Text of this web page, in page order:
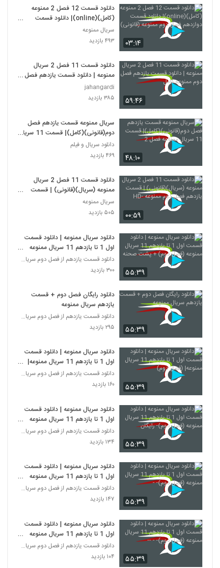
۰۳:۱۴
دانلود قسمت 12 فصل 2 ممنوعه
(کامل)(online)| دانلود قسمت
دوازدهم فصل دوم ممنوعه (قانونی)
سریال ممنوعه
۴۹۳ بازدید
۵۹:۴۶
دانلود قسمت 11 فصل 2 سریال
ممنوعه | دانلود قسمت یازدهم فصل
دوم ممنوعه کامل
jahangardi
۳۸۵ بازدید
۴۸:۱۰
سریال ممنوعه قسمت یازدهم فصل
دوم(قانونی)(کامل)| قسمت 11 سریال
ممنوعه فصل 2
دانلود سریال و فیلم
۴۶۹ بازدید
۰۰:۵۹
دانلود قسمت 11 فصل 2 سریال
ممنوعه (سریال)(قانونی) | قسمت
یازدهم فصل دوم ممنوعه -HD
سریال ممنوعه
۵۰۵ بازدید
۵۵:۳۹
دانلود سریال ممنوعه | دانلود قسمت
اول 1 تا یازدهم 11 سریال ممنوعه
(فصل دوم) + پشت صحنه
دانلود قسمت یازدهم از فصل دوم سریال ممنوعه
۳۰۰ بازدید
۵۵:۳۹
دانلود رایگان فصل دوم + قسمت
یازدهم سریال ممنوعه
دانلود قسمت یازدهم از فصل دوم سریال ممنوعه
۲۹۵ بازدید
۵۵:۳۹
دانلود سریال ممنوعه | دانلود قسمت
اول 1 تا یازدهم 11 سریال ممنوعه|
(فصل دوم)
دانلود قسمت یازدهم از فصل دوم سریال ممنوعه
۱۶۰ بازدید
۵۵:۳۹
دانلود سریال ممنوعه | دانلود قسمت
اول 1 تا یازدهم 11 سریال ممنوعه
(فصل دوم)- رایگان
دانلود قسمت یازدهم از فصل دوم سریال ممنوعه
۱۳۴ بازدید
۵۵:۳۹
دانلود سریال ممنوعه | دانلود قسمت
اول 1 تا یازدهم 11 سریال ممنوعه
(فصل دوم)- -
دانلود قسمت یازدهم از فصل دوم سریال ممنوعه
۱۴۷ بازدید
۵۵:۳۹
دانلود سریال ممنوعه | دانلود قسمت
اول 1 تا یازدهم 11 سریال ممنوعه
(فصل دوم)- - --
دانلود قسمت یازدهم از فصل دوم سریال ممنوعه
۱۰۴ بازدید